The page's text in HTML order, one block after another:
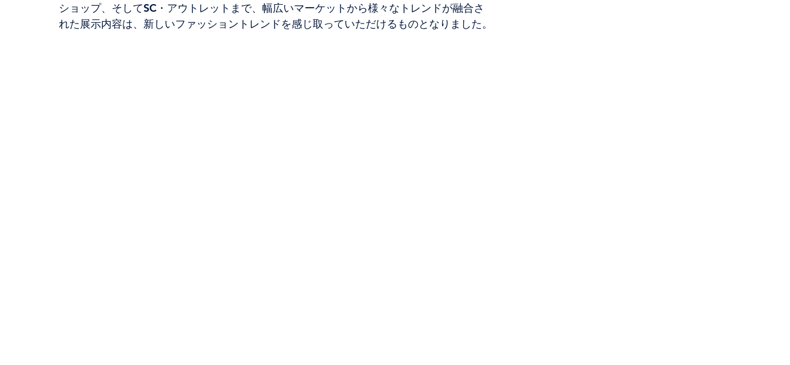
ショップ、そしてSC・アウトレットまで、幅広いマーケットから様々なトレンドが融合さ
れた展示内容は、新しいファッショントレンドを感じ取っていただけるものとなりました。